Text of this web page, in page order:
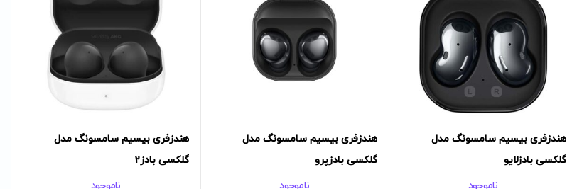
هندزفری بیسیم سامسونگ مدل
گلکسی بادزلایو
ناموجود
هندزفری بیسیم سامسونگ مدل
گلکسی بادزپرو
ناموجود
هندزفری بیسیم سامسونگ مدل
گلکسی بادز2
ناموجود